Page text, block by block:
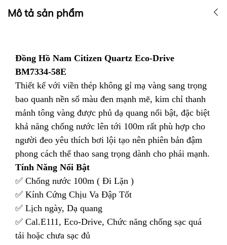
Mô tả sản phẩm
Đồng Hồ Nam Citizen Quartz Eco-Drive
BM7334-58E
Thiết kế với viền thép không gỉ mạ vàng sang trọng
bao quanh nền số màu đen mạnh mẽ, kim chỉ thanh
mảnh tông vàng được phủ dạ quang nổi bật, đặc biệt
khả năng chống nước lên tới 100m rất phù hợp cho
người đeo yêu thích bơi lội tạo nên phiên bản đậm
phong cách thể thao sang trọng dành cho phái mạnh.
Tính Năng Nổi Bật
✅ Chống nước 100m ( Đi Lặn )
✅ Kính Cứng Chịu Va Đập Tốt
✅ Lịch ngày, Dạ quang
✅ Cal.E111, Eco-Drive, Chức năng chống sạc quá
tải hoặc chưa sạc đủ